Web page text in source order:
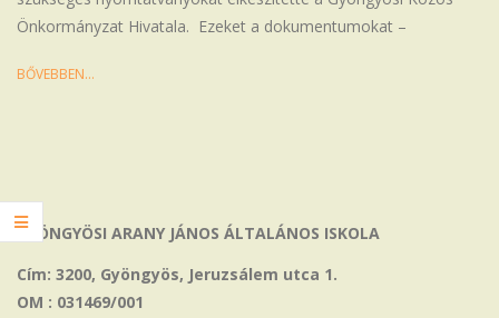
Önkormányzat Hivatala. Ezeket a dokumentumokat –
BŐVEBBEN…
GYÖNGYÖSI ARANY JÁNOS ÁLTALÁNOS ISKOLA
Cím: 3200, Gyöngyös, Jeruzsálem utca 1.
OM : 031469/001